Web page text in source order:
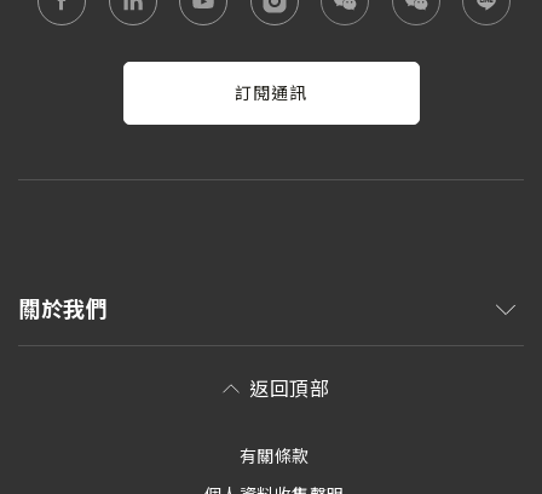
訂閱通訊
關於我們
返回頂部
有關條款